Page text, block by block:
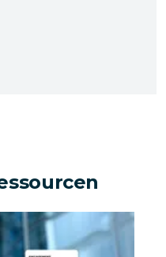
sozialer Medien